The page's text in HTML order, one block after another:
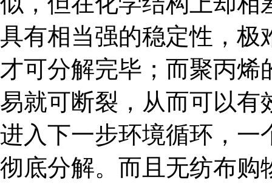
具有相当强的稳定性，极
才可分解完毕；而聚丙
易就可断裂，从而可以有
进入下一步环境循环，一
彻底分解。而且无纺布购